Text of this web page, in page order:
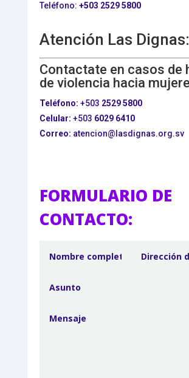
Teléfono: +503 2529 5800
Atención Las Dignas:
Contactate en casos de
de violencia hacia
Teléfono: +503 2529 5800
Celular: +503 6029 6410
Correo: atencion@lasdignas.org.sv
FORMULARIO DE
CONTACTO: